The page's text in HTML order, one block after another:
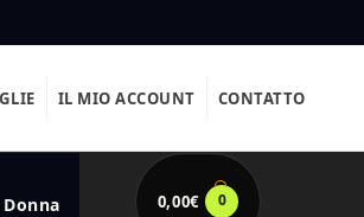
IL MIO ACCOUNT CONTATTO
0,00€ 0